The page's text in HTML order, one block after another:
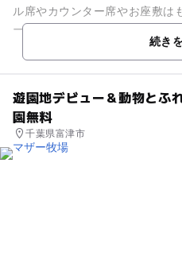
ル席やカウンター席やお座敷は
ー席や、ちょっと変わったベッ
続き
遊園地デビュー＆動物とふ
園無料
千葉県富津市